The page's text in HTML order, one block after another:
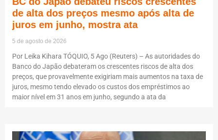
de alta dos preços mesmo após alta de
juros em junho, mostra ata
5 de agosto de 2026
Por Leika Kihara TÓQUIO, 5 Ago (Reuters) – As autoridades do
Banco do Japão debateram os crescentes riscos de alta dos
preços, que provavelmente exigiriam mais aumentos na taxa de
juros, mesmo tendo elevado os custos dos empréstimos ao
maior nível em 31 anos em junho, segundo a ata da